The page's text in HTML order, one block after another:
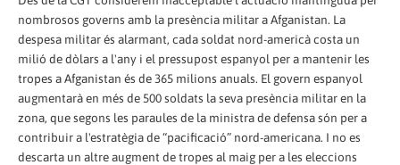
nombrosos governs amb la presència militar a Afganistan. La
despesa militar és alarmant, cada soldat nord-americà costa un
milió de dòlars a l'any i el pressupost espanyol per a mantenir les
tropes a Afganistan és de 365 milions anuals. El govern espanyol
augmentarà en més de 500 soldats la seva presència militar en la
zona, que segons les paraules de la ministra de defensa són per a
contribuir a l'estratègia de “pacificació” nord-americana. I no es
descarta un altre augment de tropes al maig per a les eleccions